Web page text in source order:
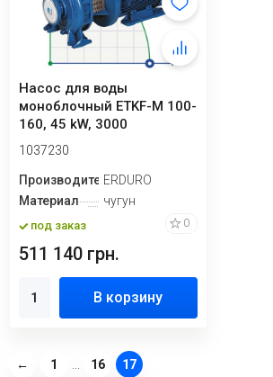
Насос для воды
моноблочный ETKF-M 100-
160, 45 kW, 3000
1037230
ПроизводительERDURO
Материал
чугун
под заказ 0
511 140 грн.
В корзину
← 1 16 17